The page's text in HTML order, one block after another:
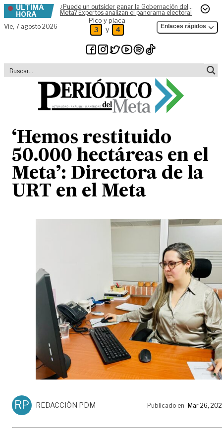
Skip to content
ÚLTIMA
HORA
¿Puede un outsider ganar la Gobernación del
Meta? Expertos analizan el panorama electoral
Vie, 7 agosto 2026
Pico y placa
3 y 4 Enlaces rápidos
‘Hemos restituido
50.000 hectáreas en el
Meta’: Directora de la
URT en el Meta
RP REDACCIÓN PDM Publicado en Mar 26,